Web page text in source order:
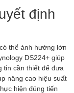
định
thể ảnh hưởng lớn
DS224+ giúp
tin cần thiết để đưa
nâng cao hiệu suất
hiện đúng tiến